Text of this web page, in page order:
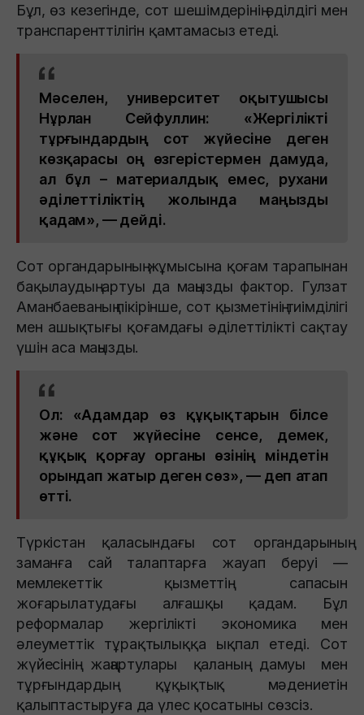
Бұл, өз кезегінде, сот шешімдерінің әділдігі мен
транспаренттілігін қамтамасыз етеді.
Мәселен, университет оқытушысы
Нұрлан Сейфуллин: «Жергілікті
тұрғындардың сот жүйесіне деген
көзқарасы оң өзгерістермен дамуда,
ал бұл – материалдық емес, рухани
әділеттіліктің жолында маңызды
қадам», — дейді.
Сот органдарының жұмысына қоғам тарапынан
бақылаудың артуы да маңызды фактор. Гулзат
Аманбаеваның пікірінше, сот қызметінің тиімділігі
мен ашықтығы қоғамдағы әділеттілікті сақтау
үшін аса маңызды.
Ол: «Адамдар өз құқықтарын білсе
және сот жүйесіне сенсе, демек,
құқық қорғау органы өзінің міндетін
орындап жатыр деген сөз», — деп атап
өтті.
Түркістан қаласындағы сот органдарының
заманға сай талаптарға жауап беруі —
мемлекеттік қызметтің сапасын
жоғарылатудағы алғашқы қадам. Бұл
реформалар жергілікті экономика мен
әлеуметтік тұрақтылыққа ықпал етеді. Сот
жүйесінің жаңартулары қаланың дамуы мен
тұрғындардың құқықтық мәдениетін
қалыптастыруға да үлес қосатыны сөзсіз.